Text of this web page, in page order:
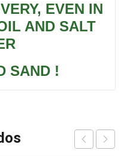
EVEN IN
AND SALT
SAND !